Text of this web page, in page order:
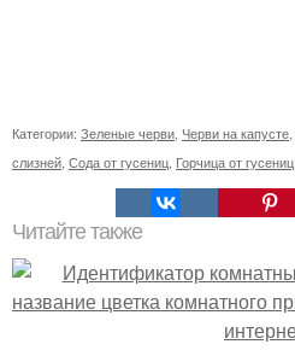
Категории: Зеленые черви Черви на капусте
слизней Сода от гусениц Горчица от гусениц
Читайте также